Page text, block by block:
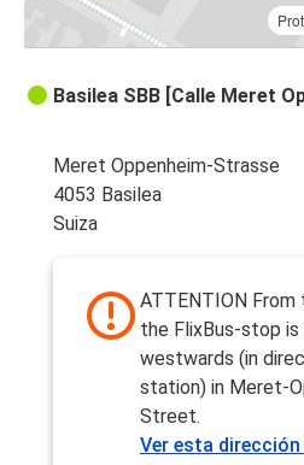
Basilea SBB [Calle Meret
Meret Oppenheim-Strasse
4053 Basilea
Suiza
ATTENTION
the FlixBus-stop
westwards (in
station) in Meret-
Street.
Ver esta dirección